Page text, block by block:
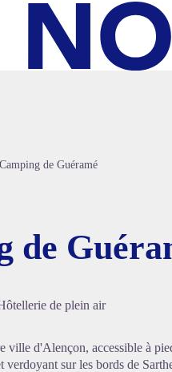
Camping de Guéramé
de
de plein air
ville d'Alençon, accessible à
verdoyant sur les bords de